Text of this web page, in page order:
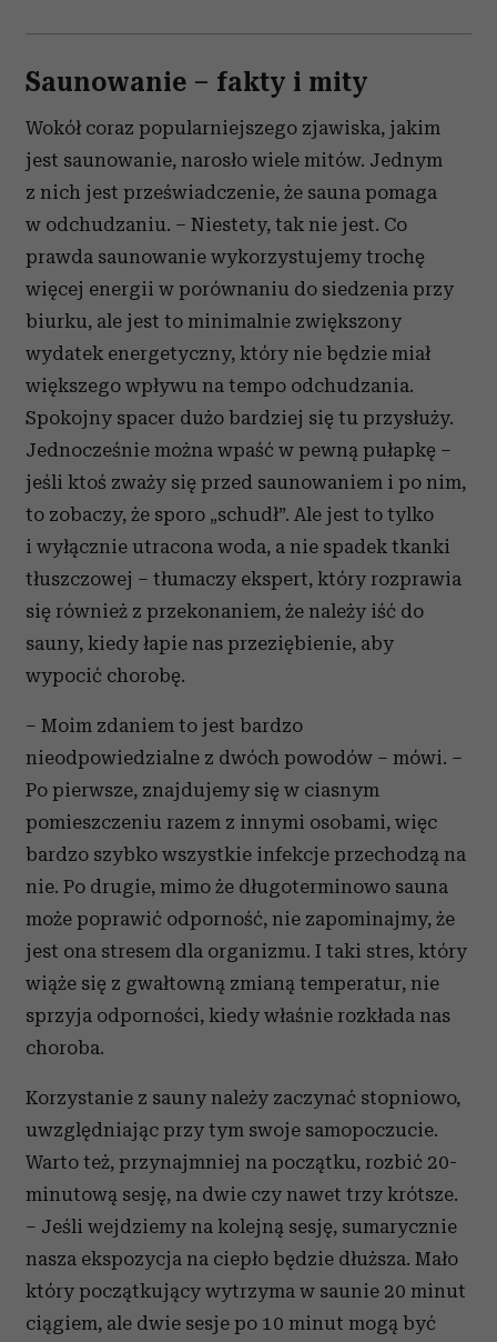
Saunowanie – fakty i mity
Wokół coraz popularniejszego zjawiska, jakim
jest saunowanie, narosło wiele mitów. Jednym
z nich jest przeświadczenie, że sauna pomaga
w odchudzaniu. – Niestety, tak nie jest. Co
prawda saunowanie wykorzystujemy trochę
więcej energii w porównaniu do siedzenia przy
biurku, ale jest to minimalnie zwiększony
wydatek energetyczny, który nie będzie miał
większego wpływu na tempo odchudzania.
Spokojny spacer dużo bardziej się tu przysłuży.
Jednocześnie można wpaść w pewną pułapkę –
jeśli ktoś zważy się przed saunowaniem i po nim,
to zobaczy, że sporo „schudł”. Ale jest to tylko
i wyłącznie utracona woda, a nie spadek tkanki
tłuszczowej – tłumaczy ekspert, który rozprawia
się również z przekonaniem, że należy iść do
sauny, kiedy łapie nas przeziębienie, aby
wypocić chorobę.
– Moim zdaniem to jest bardzo
nieodpowiedzialne z dwóch powodów – mówi. –
Po pierwsze, znajdujemy się w ciasnym
pomieszczeniu razem z innymi osobami, więc
bardzo szybko wszystkie infekcje przechodzą na
nie. Po drugie, mimo że długoterminowo sauna
może poprawić odporność, nie zapominajmy, że
jest ona stresem dla organizmu. I taki stres, który
wiąże się z gwałtowną zmianą temperatur, nie
sprzyja odporności, kiedy właśnie rozkłada nas
choroba.
Korzystanie z sauny należy zaczynać stopniowo,
uwzględniając przy tym swoje samopoczucie.
Warto też, przynajmniej na początku, rozbić 20-
minutową sesję, na dwie czy nawet trzy krótsze.
– Jeśli wejdziemy na kolejną sesję, sumarycznie
nasza ekspozycja na ciepło będzie dłuższa. Mało
który początkujący wytrzyma w saunie 20 minut
ciągiem, ale dwie sesje po 10 minut mogą być